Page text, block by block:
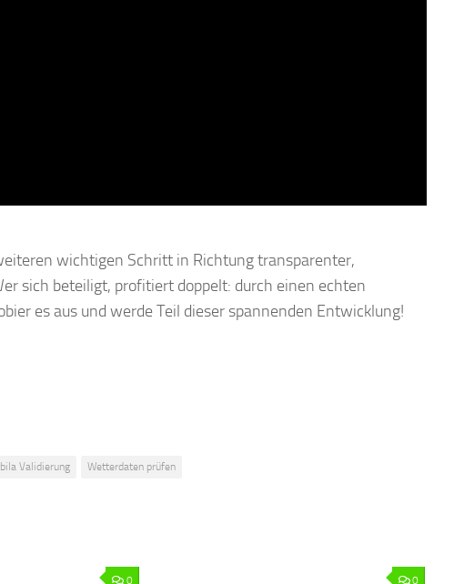
wichtigen Schritt in Richtung transparenter,
sich beteiligt, profitiert doppelt: durch einen echten
es aus und werde Teil dieser spannenden Entwicklung!
Validierung Wetterdaten prüfen
0 0